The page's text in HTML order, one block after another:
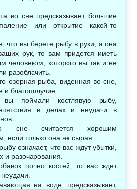
во сне предсказывает большие
или открытие какой-то
что вы берете рыбу в руки, а она
рук, то вам придется иметь
человеком, которого вы так и не
разоблачить.
озерная рыба, виденная во сне,
и благополучие.
поймали костлявую рыбу,
в делах и неудачи в
считается хорошим
если только она не сырая.
означает, что вас ждут убытки,
и разочарования.
полно костей, то вас ждет
на воде, предсказывает,